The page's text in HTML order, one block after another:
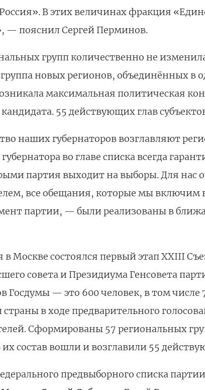
В этих величинах фракция
— пояснил Сергей Перминов.
групп количественно не
новых регионов, объединённых в
максимальная политическая
55 действующих глав
наших губернаторов возглавляют
во главе списка всегда
партия выходит на выборы. Для нас
все обещания, которые мы
партии, — были реализованы в
Москве состоялся первый этап XXIII
совета и Президиума Генсовета
Госдумы — это 600 человек, в том
в ходе предварительного
Сформированы 57 региональных
состав вошли и возглавили 55
предвыборного списка